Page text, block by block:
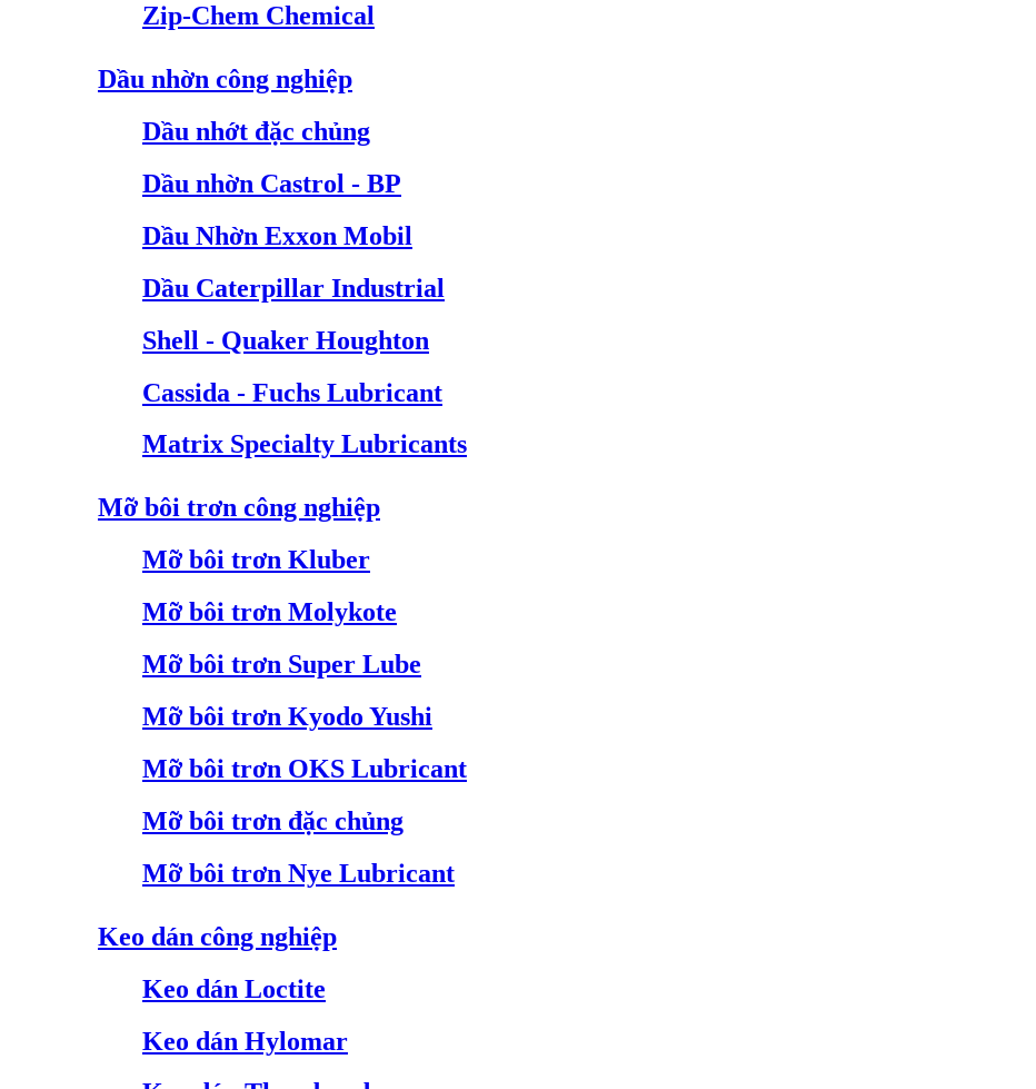
Zip-Chem Chemical
Dầu nhờn công nghiệp
Dầu nhớt đặc chủng
Dầu nhờn Castrol - BP
Dầu Nhờn Exxon Mobil
Dầu Caterpillar Industrial
Shell - Quaker Houghton
Cassida - Fuchs Lubricant
Matrix Specialty Lubricants
Mỡ bôi trơn công nghiệp
Mỡ bôi trơn Kluber
Mỡ bôi trơn Molykote
Mỡ bôi trơn Super Lube
Mỡ bôi trơn Kyodo Yushi
Mỡ bôi trơn OKS Lubricant
Mỡ bôi trơn đặc chủng
Mỡ bôi trơn Nye Lubricant
Keo dán công nghiệp
Keo dán Loctite
Keo dán Hylomar